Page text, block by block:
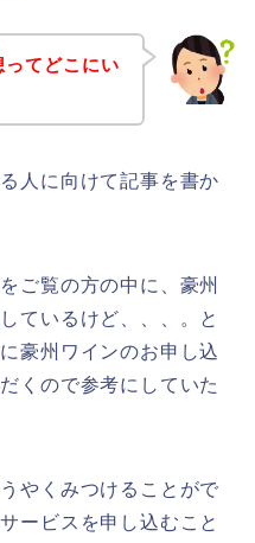
てどこにい
人に向けて記事を書か
ご覧の方の中に、豪州
ているけど、、、。と
豪州ワインのお申し込
くので参考にしていた
やくみつけることがで
ービスを申し込むこと